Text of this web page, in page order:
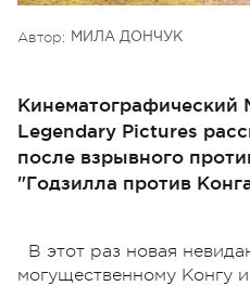
Автор: МИЛА ДОНЧУК
Кинематографический
Legendary Pictures
после взрывного
"Годзилла против
В этот раз новая
могущественному Конгу